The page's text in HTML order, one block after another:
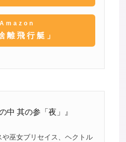
Amazon
離飛行艇」
中 其の参「夜」』
や巫女ブリセイス、ヘクトル